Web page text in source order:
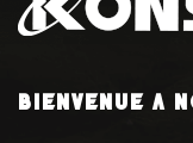
Bienvenue à